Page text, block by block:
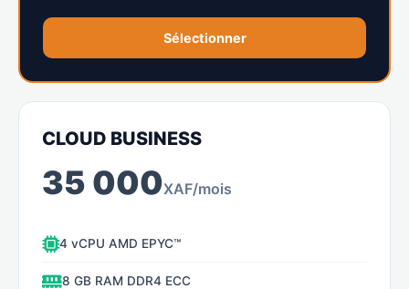
Sélectionner
CLOUD BUSINESS
35 000XAF/mois
4 vCPU AMD EPYC™
8 GB RAM DDR4 ECC